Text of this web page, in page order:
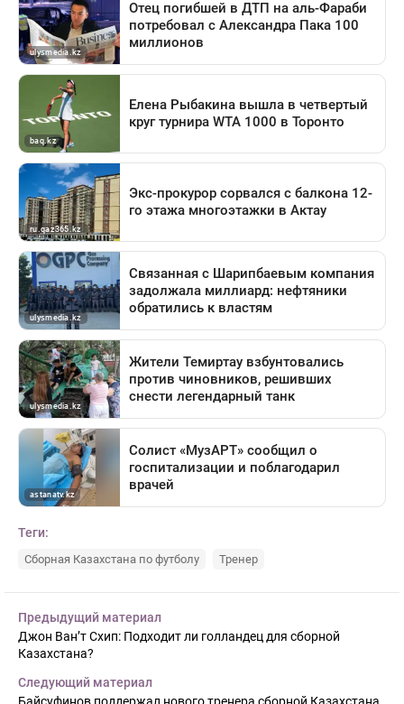
Теги:
Сборная Казахстана по футболу Тренер
Предыдущий материал
Джон Ван’т Схип: Подходит ли голландец для сборной
Казахстана?
Следующий материал